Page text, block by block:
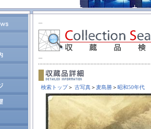
検索トップ＞ 古写真＞ 麦島勝＞ 昭和50年代